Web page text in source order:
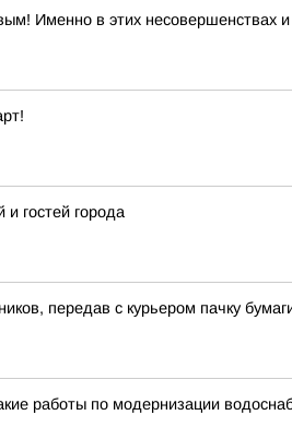
Именно в этих несовершенствах
гостей города
передав с курьером пачку
работы по модернизации